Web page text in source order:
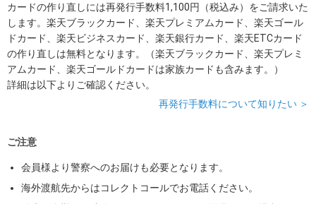
カードの作り直しには再発行手数料1,100円（税込み）をご請求いた
します。楽天ブラックカード、楽天プレミアムカード、楽天ゴール
ドカード、楽天ビジネスカード、楽天銀行カード、楽天ETCカード
の作り直しは無料となります。（楽天ブラックカード、楽天プレミ
アムカード、楽天ゴールドカードは家族カードも含みます。）
詳細は以下よりご確認ください。
再発行手数料について知りたい ＞
ご注意
会員様より警察へのお届けも必要となります。
海外渡航先からはコレクトコールでお電話ください。